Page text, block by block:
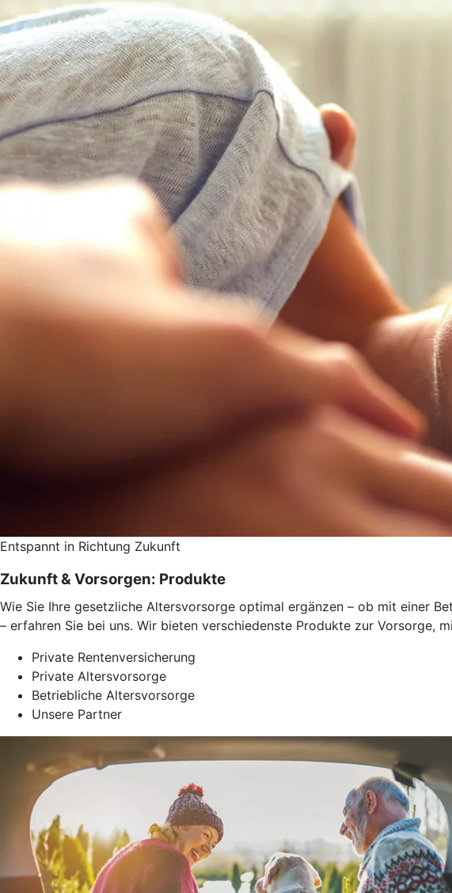
Entspannt in Richtung Zukunft
Zukunft & Vorsorgen: Produkte
Wie Sie Ihre gesetzliche Altersvorsorge optimal ergänzen – ob mit einer
– erfahren Sie bei uns. Wir bieten verschiedenste Produkte zur Vorsorge,
Private Rentenversicherung
Private Altersvorsorge
Betriebliche Altersvorsorge
Unsere Partner